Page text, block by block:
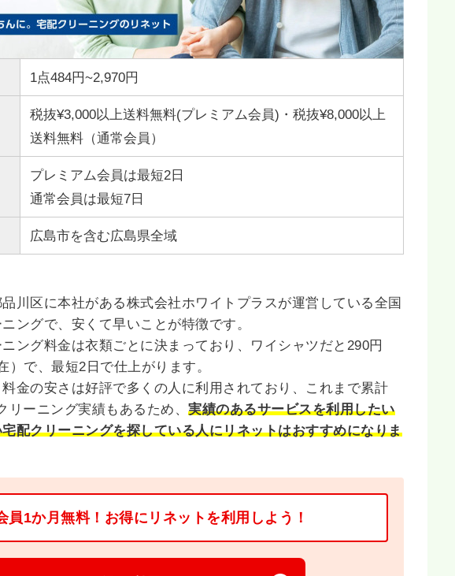
1点484円~2,970円
税抜¥3,000以上送料無料(プレミアム会員)・税抜¥8,000以上
送料無料（通常会員）
プレミアム会員は最短2日
通常会員は最短7日
広島市を含む広島県全域
川区に本社がある株式会社ホワイトプラスが運営している全国
ングで、安くて早いことが特徴です。
ング料金は衣類ごとに決まっており、ワイシャツだと290円
）で、最短2日で仕上がります。
金の安さは好評で多くの人に利用されており、これまで累計
リーニング実績もあるため、 実績のあるサービスを利用したい
配クリーニングを探している人にリネットはおすすめになりま
員1か月無料！お得にリネットを利用しよう！